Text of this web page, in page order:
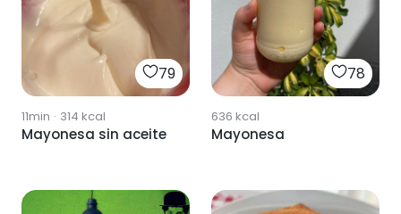
79
11min · 314 kcal
Mayonesa sin aceite
78
636 kcal
Mayonesa